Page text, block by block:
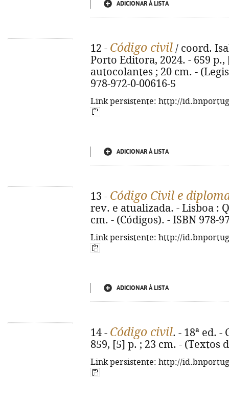
ADICIONAR À LISTA
12 - Código civil / coord.
Porto Editora, 2024. - 659
autocolantes ; 20 cm. -
978-972-0-00616-5
Link persistente: http://
ADICIONAR À LISTA
13 - Código Civil e
rev. e atualizada. - Lisboa :
cm. - (Códigos). - ISBN 978-
Link persistente: http://
ADICIONAR À LISTA
14 - Código civil. - 18ª ed.
859, [5] p. ; 23 cm. - (Textos
Link persistente: http://